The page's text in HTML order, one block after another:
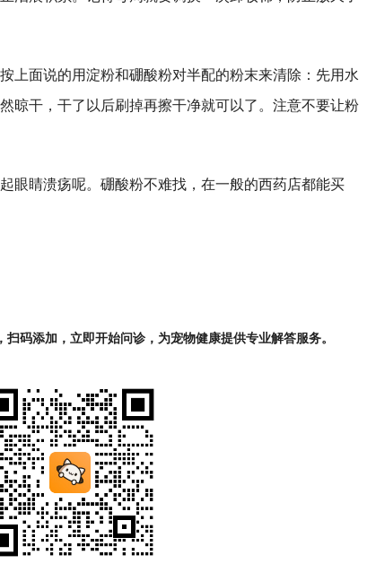
面说的用淀粉和硼酸粉对半配的粉末来清除：先用水
晾干，干了以后刷掉再擦干净就可以了。注意不要让粉
睛溃疡呢。硼酸粉不难找，在一般的西药店都能买
扫码添加，立即开始问诊，为宠物健康提供专业解答服务。